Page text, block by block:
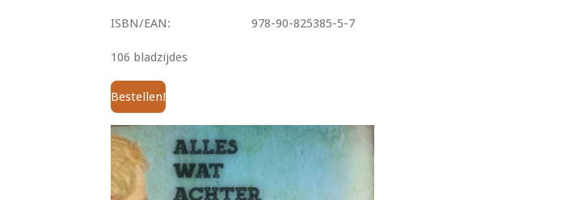
ISBN/EAN: 978-90-825385-5-7
106 bladzijdes
Bestellen!